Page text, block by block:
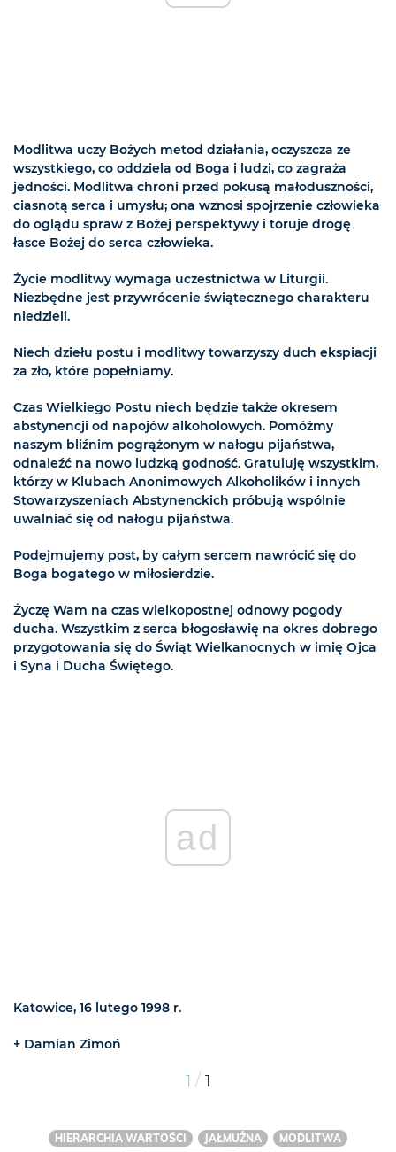
Modlitwa uczy Bożych metod działania, oczyszcza ze
wszystkiego, co oddziela od Boga i ludzi, co zagraża
jedności. Modlitwa chroni przed pokusą małoduszności,
ciasnotą serca i umysłu; ona wznosi spojrzenie człowieka
do oglądu spraw z Bożej perspektywy i toruje drogę
łasce Bożej do serca człowieka.
Życie modlitwy wymaga uczestnictwa w Liturgii.
Niezbędne jest przywrócenie świątecznego charakteru
niedzieli.
Niech dziełu postu i modlitwy towarzyszy duch ekspiacji
za zło, które popełniamy.
Czas Wielkiego Postu niech będzie także okresem
abstynencji od napojów alkoholowych. Pomóżmy
naszym bliźnim pogrążonym w nałogu pijaństwa,
odnaleźć na nowo ludzką godność. Gratuluję wszystkim,
którzy w Klubach Anonimowych Alkoholików i innych
Stowarzyszeniach Abstynenckich próbują wspólnie
uwalniać się od nałogu pijaństwa.
Podejmujemy post, by całym sercem nawrócić się do
Boga bogatego w miłosierdzie.
Życzę Wam na czas wielkopostnej odnowy pogody
ducha. Wszystkim z serca błogosławię na okres dobrego
przygotowania się do Świąt Wielkanocnych w imię Ojca
i Syna i Ducha Świętego.
ad
Katowice, 16 lutego 1998 r.
+ Damian Zimoń
1 / 1
HIERARCHIA WARTOŚCI JAŁMUŻNA
MODLITWA